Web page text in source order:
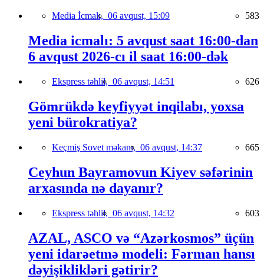
Media İcmalı, 06 avqust, 15:09 583
Media icmalı: 5 avqust saat 16:00-dan
6 avqust 2026-cı il saat 16:00-dək
Ekspress təhlil, 06 avqust, 14:51 626
Gömrükdə keyfiyyət inqilabı, yoxsa
yeni bürokratiya?
Keçmiş Sovet məkanı, 06 avqust, 14:37 665
Ceyhun Bayramovun Kiyev səfərinin
arxasında nə dayanır?
Ekspress təhlil, 06 avqust, 14:32 603
AZAL, ASCO və “Azərkosmos” üçün
yeni idarəetmə modeli: Fərman hansı
dəyişiklikləri gətirir?